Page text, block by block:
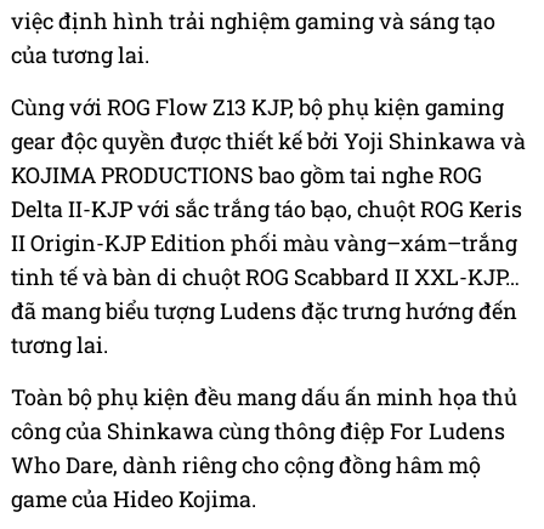
việc định hình trải nghiệm gaming và sáng tạo
của tương lai.
Cùng với ROG Flow Z13 KJP, bộ phụ kiện gaming
gear độc quyền được thiết kế bởi Yoji Shinkawa và
KOJIMA PRODUCTIONS bao gồm tai nghe ROG
Delta II-KJP với sắc trắng táo bạo, chuột ROG Keris
II Origin-KJP Edition phối màu vàng–xám–trắng
tinh tế và bàn di chuột ROG Scabbard II XXL-KJP…
đã mang biểu tượng Ludens đặc trưng hướng đến
tương lai.
Toàn bộ phụ kiện đều mang dấu ấn minh họa thủ
công của Shinkawa cùng thông điệp For Ludens
Who Dare, dành riêng cho cộng đồng hâm mộ
game của Hideo Kojima.